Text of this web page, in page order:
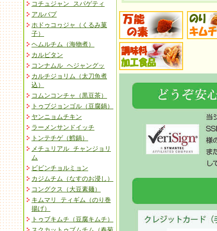
コチュジャン スパゲティ
アルバプ
ホドゥコヮジャ（くるみ菓
子）
ヘムルチム（海物煮）
カルビタン
コンナムル ヘジャングッ
カルチジョリム（太刀魚煮
込）
コムンコンチャ（黒豆茶）
トゥブジョンゴル（豆腐鍋）
ヤンニョムチキン
ラーメンサンドイッチ
トンテチゲ（鱈鍋）
メチュリアル チャンジョリ
ム
ビビンチョルミョン
カジムチム（なすのお浸し）
コングクス（大豆素麺）
キムマリ ティギム（のり巻
揚げ）
トゥブキムチ（豆腐キムチ）